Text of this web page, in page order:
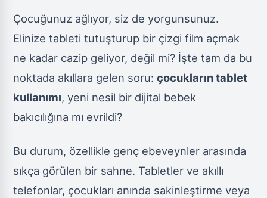
Çocuğunuz ağlıyor, siz de yorgunsunuz.
Elinize tableti tutuşturup bir çizgi film açmak
ne kadar cazip geliyor, değil mi? İşte tam da bu
noktada akıllara gelen soru:çocukların tablet
kullanımı, yeni nesil bir dijital bebek
bakıcılığına mı evrildi?
Bu durum, özellikle genç ebeveynler arasında
sıkça görülen bir sahne. Tabletler ve akıllı
telefonlar, çocukları anında sakinleştirme veya